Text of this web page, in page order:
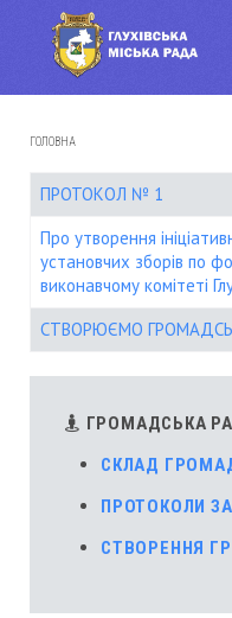
ГОЛОВНА
ПРОТОКОЛ № 1
Про утворення
установчих зборів по
виконавчому комітеті
СТВОРЮЄМО
ГРОМАДСЬКА
СКЛАД
ПРОТОКОЛИ
СТВОРЕННЯ